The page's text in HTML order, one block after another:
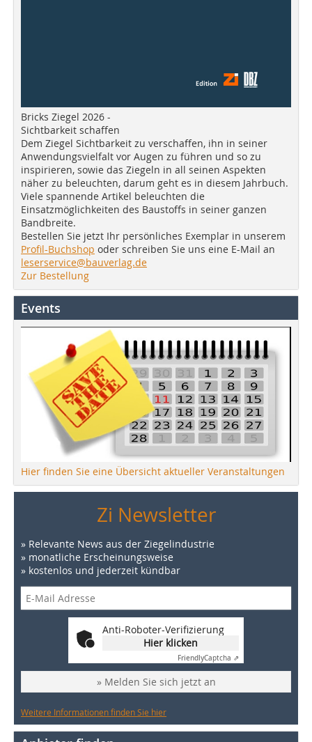
Bricks Ziegel 2026 -
Sichtbarkeit schaffen
Dem Ziegel Sichtbarkeit zu verschaffen, ihn in seiner
Anwendungsvielfalt vor Augen zu führen und so zu
inspirieren, sowie das Ziegeln in all seinen Aspekten
näher zu beleuchten, darum geht es in diesem Jahrbuch.
Viele spannende Artikel beleuchten die
Einsatzmöglichkeiten des Baustoffs in seiner ganzen
Bandbreite.
Bestellen Sie jetzt Ihr persönliches Exemplar in unserem
Profil-Buchshop oder schreiben Sie uns eine E-Mail an
leserservice@bauverlag.de
Zur Bestellung
Events
Hier finden Sie eine Übersicht aktueller Veranstaltungen
Zi Newsletter
» Relevante News aus der Ziegelindustrie
» monatliche Erscheinungsweise
» kostenlos und jederzeit kündbar
Anti-Roboter-Verifizierung
Hier klicken
FriendlyCaptcha ⇗
» Melden Sie sich jetzt an
Weitere Informationen finden Sie hier